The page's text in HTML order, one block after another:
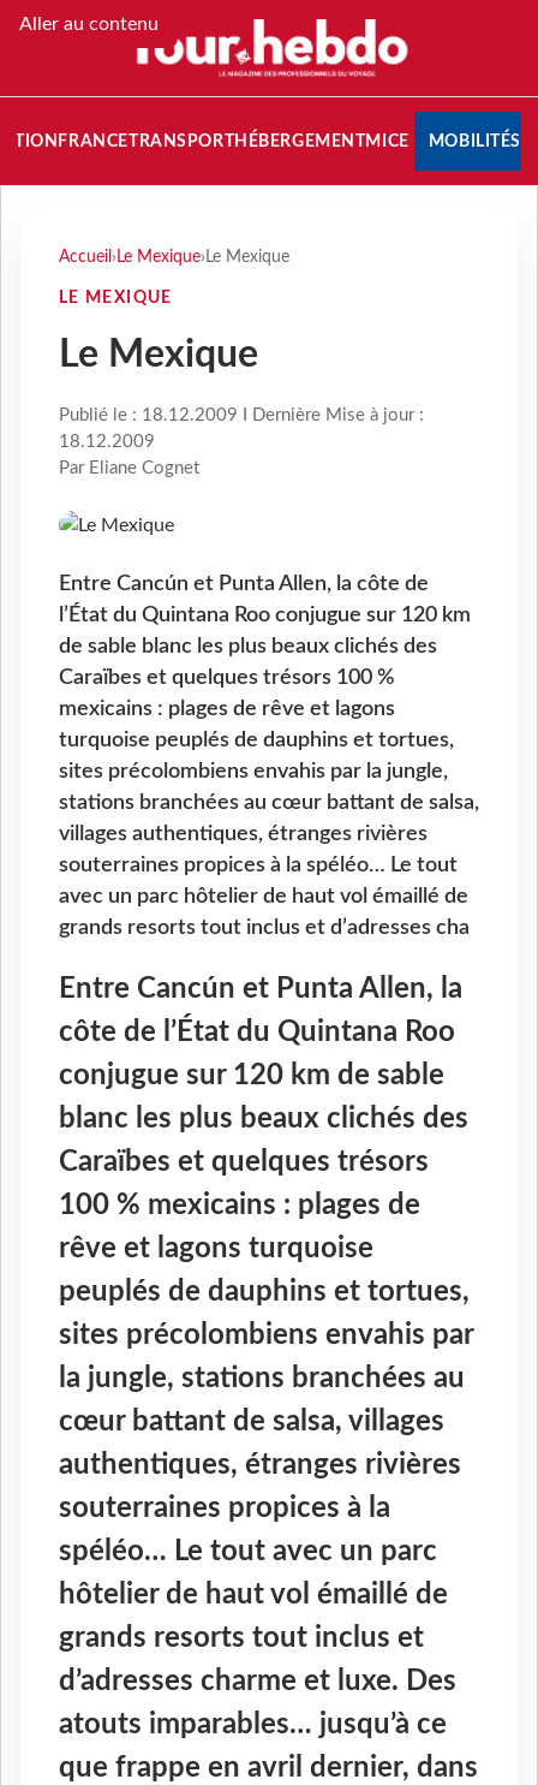
Aller au contenu
FRANCETRANSPORT HÉBERGEMENTMICE MOBILITÉS
Accueil › Le Mexique› Le Mexique
LE MEXIQUE
Le Mexique
Publié le : 18.12.2009 I Dernière Mise à jour :
18.12.2009
Par Eliane Cognet
Entre Cancún et Punta Allen, la côte de
l’État du Quintana Roo conjugue sur 120 km
de sable blanc les plus beaux clichés des
Caraïbes et quelques trésors 100 %
mexicains : plages de rêve et lagons
turquoise peuplés de dauphins et tortues,
sites précolombiens envahis par la jungle,
stations branchées au cœur battant de salsa,
villages authentiques, étranges rivières
souterraines propices à la spéléo… Le tout
avec un parc hôtelier de haut vol émaillé de
grands resorts tout inclus et d’adresses cha
Entre Cancún et Punta Allen, la
côte de l’État du Quintana Roo
conjugue sur 120 km de sable
blanc les plus beaux clichés des
Caraïbes et quelques trésors
100 % mexicains : plages de
rêve et lagons turquoise
peuplés de dauphins et tortues,
sites précolombiens envahis par
la jungle, stations branchées au
cœur battant de salsa, villages
authentiques, étranges rivières
souterraines propices à la
spéléo… Le tout avec un parc
hôtelier de haut vol émaillé de
grands resorts tout inclus et
d’adresses charme et luxe. Des
atouts imparables… jusqu’à ce
que frappe en avril dernier, dans